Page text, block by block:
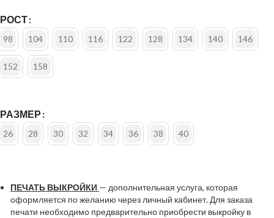
РОСТ
98 104 110 116 122 128 134 140 146
152 158
РАЗМЕР
26 28 30 32 34 36 38 40
ПЕЧАТЬ ВЫКРОЙКИ — дополнительная услуга, которая
оформляется по желанию через личный кабинет. Для заказа
печати необходимо предварительно приобрести выкройку в